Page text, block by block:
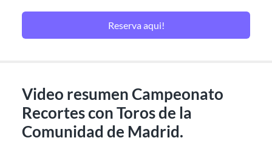
Reserva aqui!
Video resumen Campeonato
Recortes con Toros de la
Comunidad de Madrid.